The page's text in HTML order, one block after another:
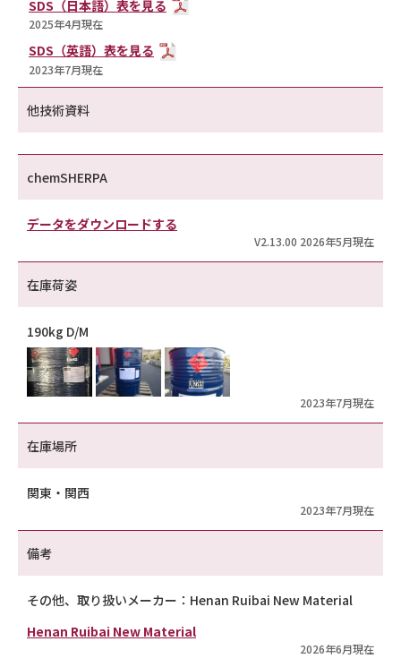
SDS（日本語）表を見る
2025年4月現在
SDS（英語）表を見る
2023年7月現在
他技術資料
chemSHERPA
データをダウンロードする
V2.13.00 2026年5月現在
在庫荷姿
190kg D/M
2023年7月現在
在庫場所
関東・関西
2023年7月現在
備考
その他、取り扱いメーカー：Henan Ruibai New Material
Henan Ruibai New Material
2026年6月現在